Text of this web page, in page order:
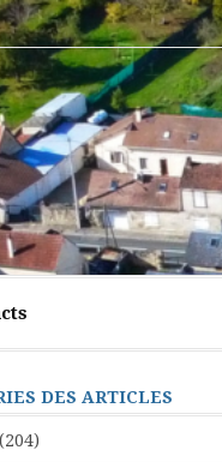
DES ARTICLES
(204)